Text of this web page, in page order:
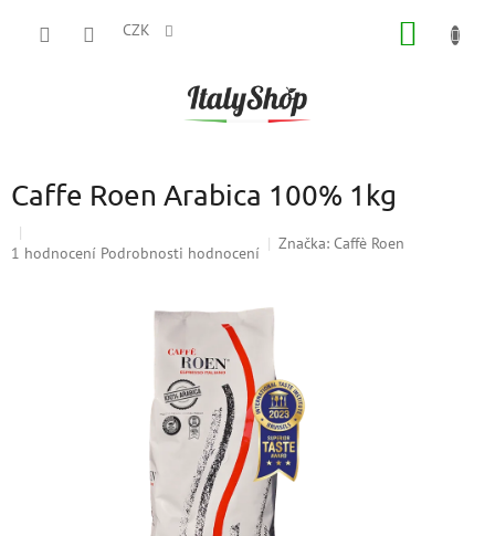
CZK
Caffe Roen Arabica 100% 1kg
Průměrné
1 hodnocení Podrobnosti hodnocení
Značka: Caffè Roen